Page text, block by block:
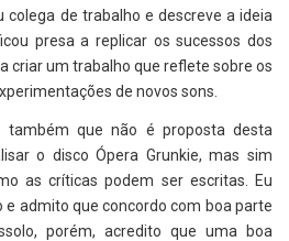
colega de trabalho e descreve a ideia
presa a replicar os sucessos dos
criar um trabalho que reflete sobre os
de novos sons.
também que não é proposta desta
o disco Ópera Grunkie, mas sim
as críticas podem ser escritas. Eu
e admito que concordo com boa parte
porém, acredito que uma boa